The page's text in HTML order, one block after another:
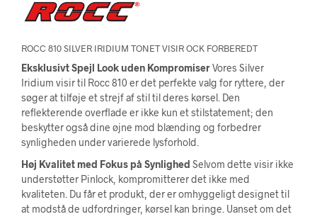
ROCC 810 SILVER IRIDIUM TONET VISIR OCK FORBEREDT
Eksklusivt Spejl Look uden KompromiserVores Silver
Iridium visir til Rocc 810 er det perfekte valg for ryttere, der
søger at tilføje et strejf af stil til deres kørsel. Den
reflekterende overflade er ikke kun et stilstatement; den
beskytter også dine øjne mod blænding og forbedrer
synligheden under varierede lysforhold.
Høj Kvalitet med Fokus på Synlighed Selvom dette visir ikke
understøtter Pinlock, kompromitterer det ikke med
kvaliteten. Du får et produkt, der er omhyggeligt designet til
at modstå de udfordringer, kørsel kan bringe. Uanset om det